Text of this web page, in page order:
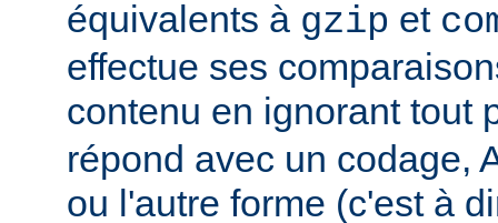
équivalents à gzip et
effectue ses
contenu en ignorant tout
répond avec un codage,
ou l'autre forme (c'est à